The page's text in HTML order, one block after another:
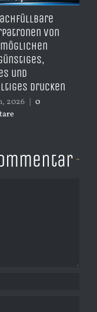
von
und
Drucken
2026 | 0